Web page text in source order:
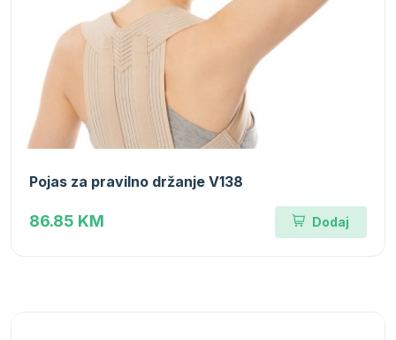
Pojas za pravilno držanje V138
86.85 KM Dodaj